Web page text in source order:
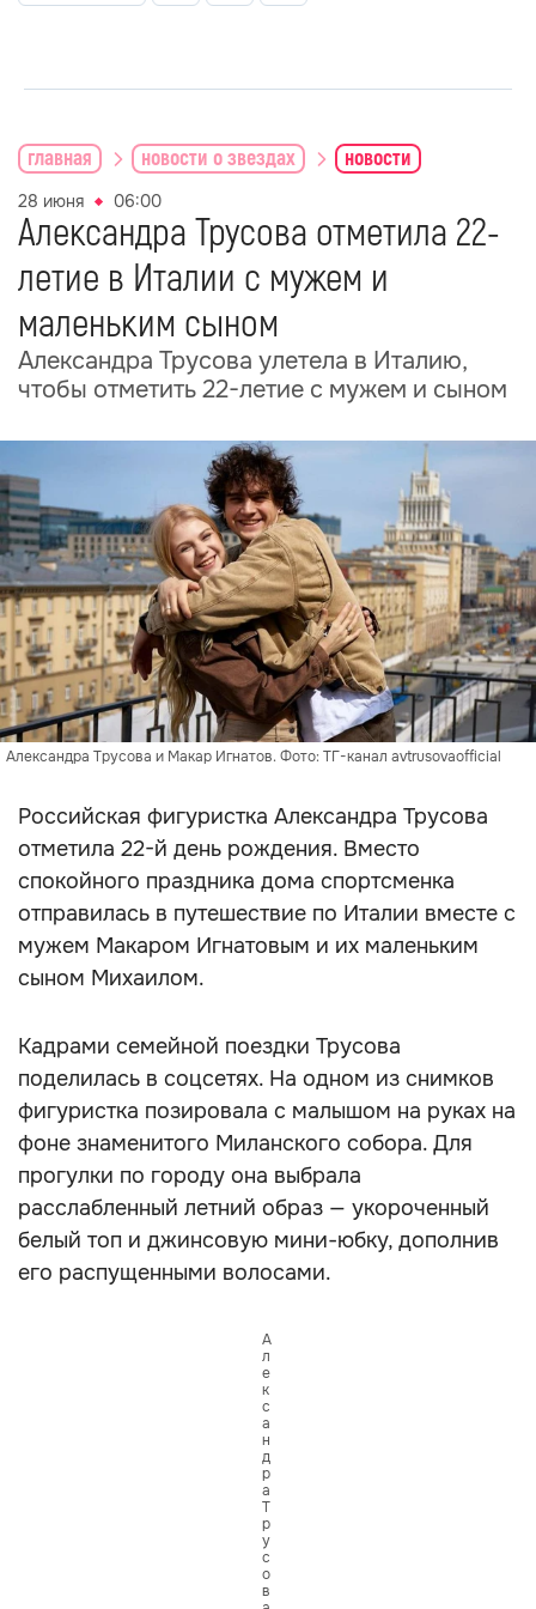
главная новости о звездах новости
28 июня 06:00
Александра Трусова отметила 22-
летие в Италии с мужем и
маленьким сыном
Александра Трусова улетела в Италию,
чтобы отметить 22-летие с мужем и сыном
Александра Трусова и Макар Игнатов. Фото: ТГ-канал avtrusovaofficial
Российская фигуристка Александра Трусова
отметила 22-й день рождения. Вместо
спокойного праздника дома спортсменка
отправилась в путешествие по Италии вместе с
мужем Макаром Игнатовым и их маленьким
сыном Михаилом.
Кадрами семейной поездки Трусова
поделилась в соцсетях. На одном из снимков
фигуристка позировала с малышом на руках на
фоне знаменитого Миланского собора. Для
прогулки по городу она выбрала
расслабленный летний образ — укороченный
белый топ и джинсовую мини-юбку, дополнив
его распущенными волосами.
А
л
е
к
с
а
н
д
р
а
Т
р
у
с
о
в